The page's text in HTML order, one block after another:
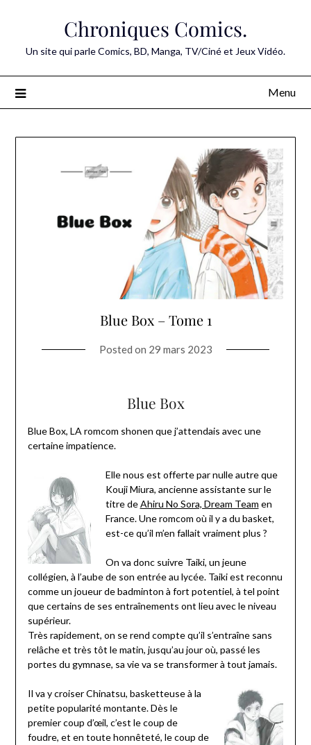
Chroniques Comics.
Un site qui parle Comics, BD, Manga, TV/Ciné et Jeux Vidéo.
Menu
Blue Box – Tome 1
Posted on 29 mars 2023
Blue Box
Blue Box, LA romcom shonen que j’attendais avec une
certaine impatience.
Elle nous est offerte par nulle autre que
Kouji Miura, ancienne assistante sur le
titre deAhiru No Sora, Dream Team en
France. Une romcom où il y a du basket,
est-ce qu’il m’en fallait vraiment plus ?
On va donc suivre Taiki, un jeune
collégien, à l’aube de son entrée au lycée. Taiki est reconnu
comme un joueur de badminton à fort potentiel, à tel point
que certains de ses entraînements ont lieu avec le niveau
supérieur.
Très rapidement, on se rend compte qu’il s’entraîne sans
relâche et très tôt le matin, jusqu’au jour où, passé les
portes du gymnase, sa vie va se transformer à tout jamais.
Il va y croiser Chinatsu, basketteuse à la
petite popularité montante. Dès le
premier coup d’œil, c’est le coup de
foudre, et en toute honnêteté, le coup de